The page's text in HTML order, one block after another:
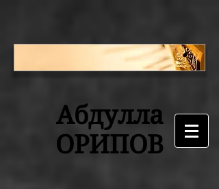
Абдулла
ОРИПОВ